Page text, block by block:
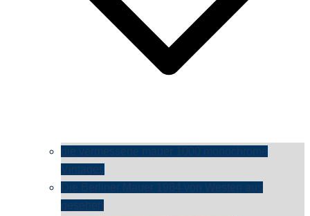
die vermessene mauer 1000 monochrome
Vintages
Die Berliner Mauer 1984 von Westen aus
gesehen